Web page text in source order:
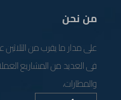
من نحن
على مدار ما يقرب من الثلاثين
فى العديد من المشاريع
والمطارات،